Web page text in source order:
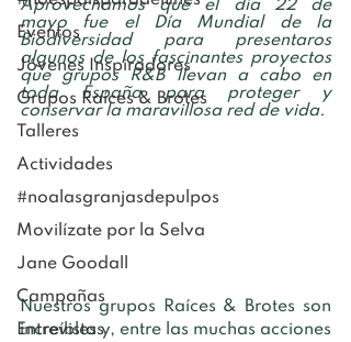
Eventos
Jóvenes Inspiradores
Grupos Raíces & Brotes
Talleres
Actividades
#noalasgranjasdepulpos
Movilízate por la Selva
Jane Goodall
Campañas
Entrevistas
Aprovechamos que el día 22 de
mayo fue el Día Mundial de la
Biodiversidad para presentaros
algunos de los fascinantes proyectos
que grupos R&B llevan a cabo en
toda España para proteger y
conservar la maravillosa red de vida.
Nuestros grupos Raíces & Brotes son
increíbles y, entre las muchas acciones